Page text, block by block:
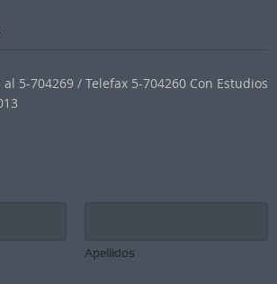
5-704269 / Telefax 5-704260 Con Estudios
Apellidos